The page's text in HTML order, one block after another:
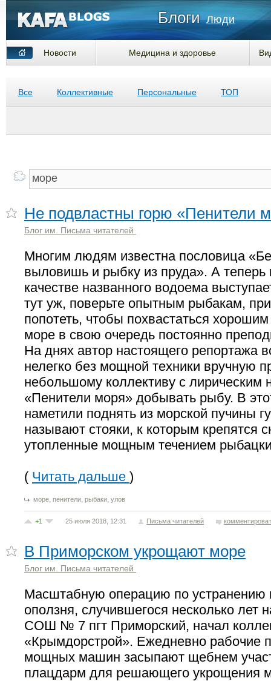
Блоги Люди
Новости Медицина и здоровье
Все Коллективные Персональные ТОП
Не подвластны горю «Пенители
Блог им. Письма читателей
Многим людям известна пословица
выловишь и рыбку из пруда». А теперь
качестве названного водоема
тут уж, поверьте опытным рыбакам,
попотеть, чтобы похвастаться
море в свою очередь постоянно
На днях автор настоящего репортажа
нелегко без мощной техники вручную
небольшому коллективу с лирическим
«Пенители моря» добывать рыбу. В
наметили поднять из морской пучины
называют стояки, к которым крепятся
утопленные мощным течением
( Читать дальше )
море, пенители, рыбаки, улов
+1 25 июля 2018, 12:31 Письма читателей
В Приморском укрощают море
Блог им. Письма читателей
Масштабную операцию по устранению
оползня, случившегося несколько лет
СОШ № 7 пгт Приморский, начал
«Крымдорстрой». Ежедневно рабочие
мощных машин засыпают щебнем
плацдарм для решающего укрощения